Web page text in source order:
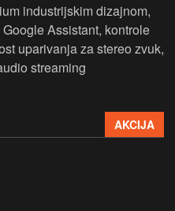
industrijskim dizajnom,
Assistant, kontrole
uparivanja za stereo zvuk,
streaming
AKCIJA